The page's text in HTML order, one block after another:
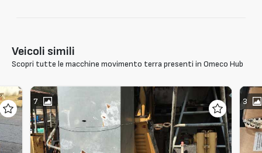
Veicoli simili
Scopri tutte le macchine movimento terra presenti in Omeco Hub
7 3